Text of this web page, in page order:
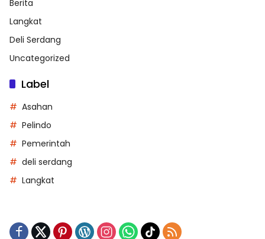
Berita
Langkat
Deli Serdang
Uncategorized
Label
Asahan
Pelindo
Pemerintah
deli serdang
Langkat